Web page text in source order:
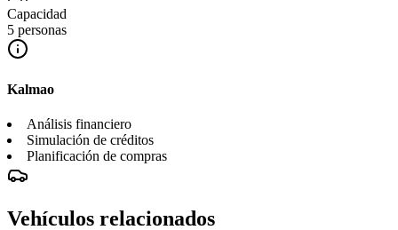
Capacidad
5 personas
Kalmao
Análisis financiero
Simulación de créditos
Planificación de compras
Vehículos relacionados